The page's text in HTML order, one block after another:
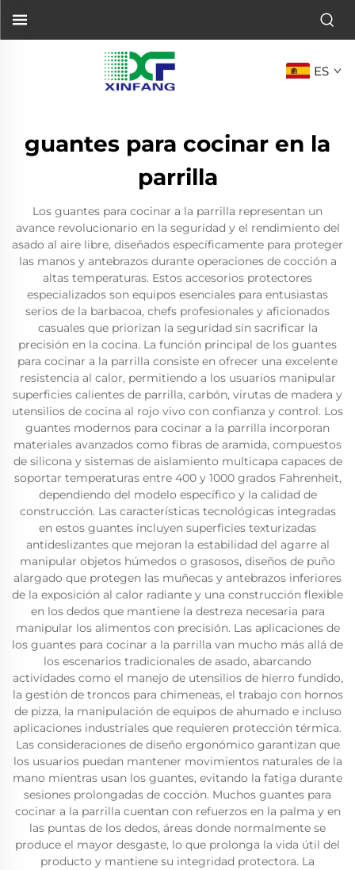
ES
guantes para cocinar en la
parrilla
Los guantes para cocinar a la parrilla representan un
avance revolucionario en la seguridad y el rendimiento del
asado al aire libre, diseñados específicamente para proteger
las manos y antebrazos durante operaciones de cocción a
altas temperaturas. Estos accesorios protectores
especializados son equipos esenciales para entusiastas
serios de la barbacoa, chefs profesionales y aficionados
casuales que priorizan la seguridad sin sacrificar la
precisión en la cocina. La función principal de los guantes
para cocinar a la parrilla consiste en ofrecer una excelente
resistencia al calor, permitiendo a los usuarios manipular
superficies calientes de parrilla, carbón, virutas de madera y
utensilios de cocina al rojo vivo con confianza y control. Los
guantes modernos para cocinar a la parrilla incorporan
materiales avanzados como fibras de aramida, compuestos
de silicona y sistemas de aislamiento multicapa capaces de
soportar temperaturas entre 400 y 1000 grados Fahrenheit,
dependiendo del modelo específico y la calidad de
construcción. Las características tecnológicas integradas
en estos guantes incluyen superficies texturizadas
antideslizantes que mejoran la estabilidad del agarre al
manipular objetos húmedos o grasosos, diseños de puño
alargado que protegen las muñecas y antebrazos inferiores
de la exposición al calor radiante y una construcción flexible
en los dedos que mantiene la destreza necesaria para
manipular los alimentos con precisión. Las aplicaciones de
los guantes para cocinar a la parrilla van mucho más allá de
los escenarios tradicionales de asado, abarcando
actividades como el manejo de utensilios de hierro fundido,
la gestión de troncos para chimeneas, el trabajo con hornos
de pizza, la manipulación de equipos de ahumado e incluso
aplicaciones industriales que requieren protección térmica.
Las consideraciones de diseño ergonómico garantizan que
los usuarios puedan mantener movimientos naturales de la
mano mientras usan los guantes, evitando la fatiga durante
sesiones prolongadas de cocción. Muchos guantes para
cocinar a la parrilla cuentan con refuerzos en la palma y en
las puntas de los dedos, áreas donde normalmente se
produce el mayor desgaste, lo que prolonga la vida útil del
producto y mantiene su integridad protectora. La